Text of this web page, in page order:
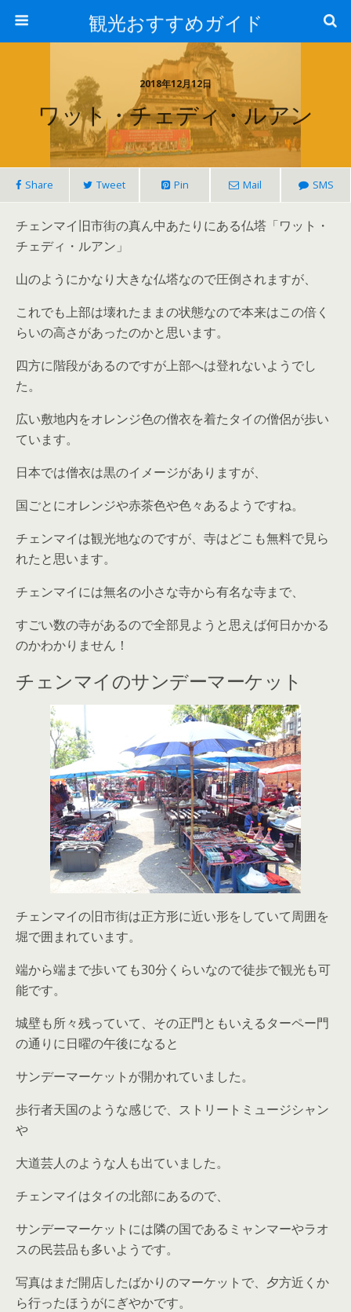
観光おすすめガイド
2018年12月12日
ワット・チェディ・ルアン
Share Tweet Pin Mail SMS
チェンマイ旧市街の真ん中あたりにある仏塔「ワット・
チェディ・ルアン」
山のようにかなり大きな仏塔なので圧倒されますが、
これでも上部は壊れたままの状態なので本来はこの倍く
らいの高さがあったのかと思います。
四方に階段があるのですが上部へは登れないようでし
た。
広い敷地内をオレンジ色の僧衣を着たタイの僧侶が歩い
ています。
日本では僧衣は黒のイメージがありますが、
国ごとにオレンジや赤茶色や色々あるようですね。
チェンマイは観光地なのですが、寺はどこも無料で見ら
れたと思います。
チェンマイには無名の小さな寺から有名な寺まで、
すごい数の寺があるので全部見ようと思えば何日かかる
のかわかりません！
チェンマイのサンデーマーケット
チェンマイの旧市街は正方形に近い形をしていて周囲を
堀で囲まれています。
端から端まで歩いても30分くらいなので徒歩で観光も可
能です。
城壁も所々残っていて、その正門ともいえるターペー門
の通りに日曜の午後になると
サンデーマーケットが開かれていました。
歩行者天国のような感じで、ストリートミュージシャン
や
大道芸人のような人も出ていました。
チェンマイはタイの北部にあるので、
サンデーマーケットには隣の国であるミャンマーやラオ
スの民芸品も多いようです。
写真はまだ開店したばかりのマーケットで、夕方近くか
ら行ったほうがにぎやかです。